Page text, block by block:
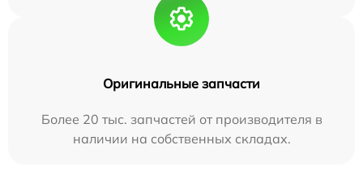
Оригинальные запчасти
Более 20 тыс. запчастей от производителя в
наличии на собственных складах.